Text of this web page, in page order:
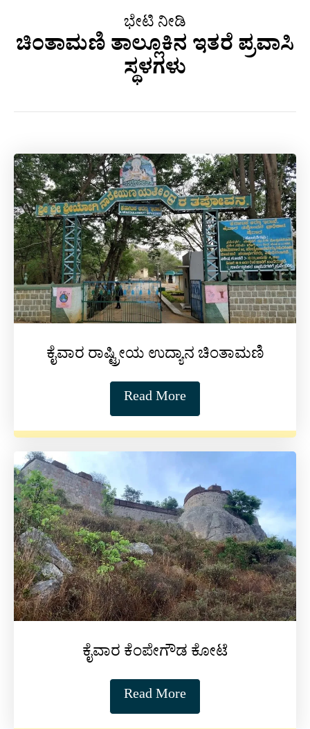
ಭೇಟಿ ನೀಡಿ
ಚಿಂತಾಮಣಿ ತಾಲ್ಲೂಕಿನ ಇತರೆ ಪ್ರವಾಸಿ
ಸ್ಥಳಗಳು
ಕೈವಾರ ರಾಷ್ಟ್ರೀಯ ಉದ್ಯಾನ ಚಿಂತಾಮಣಿ
Read More
ಕೈವಾರ ಕೆಂಪೇಗೌಡ ಕೋಟೆ
Read More